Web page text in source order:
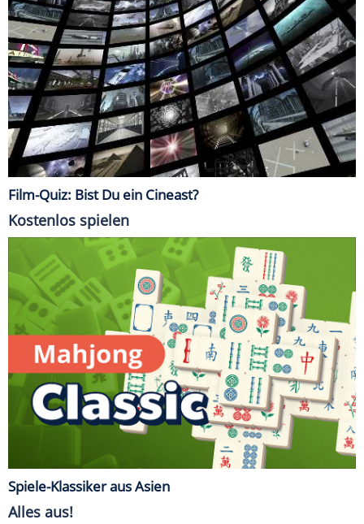
Film-Quiz: Bist Du ein Cineast?
Kostenlos spielen
Spiele-Klassiker aus Asien
Alles aus!